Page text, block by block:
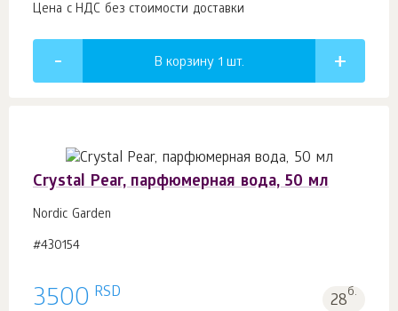
Цена с НДС без стоимости доставки
В корзину 1 шт.
Crystal Pear, парфюмерная вода, 50 мл
Nordic Garden
#430154
3500 RSD 28б.